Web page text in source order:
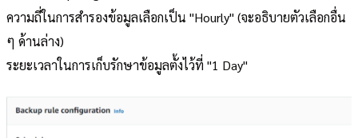
ความถี่ในการสำรองข้อมูลเลือกเป็น "Hourly" (จะอธิบายตัวเลือกอื่น
ๆ ด้านล่าง)
ระยะเวลาในการเก็บรักษาข้อมูลตั้งไว้ที่ "1 Day"